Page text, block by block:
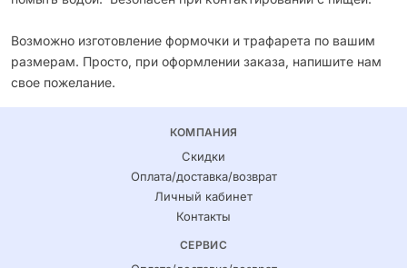
Возможно изготовление формочки и трафарета по вашим
размерам. Просто, при оформлении заказа, напишите нам
свое пожелание.
КОМПАНИЯ
Скидки
Оплата/доставка/возврат
Личный кабинет
Контакты
СЕРВИС